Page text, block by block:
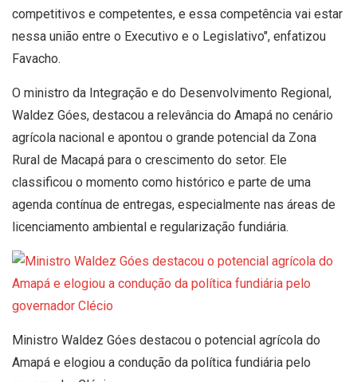
competitivos e competentes, e essa competência vai estar
nessa união entre o Executivo e o Legislativo", enfatizou
Favacho.
O ministro da Integração e do Desenvolvimento Regional,
Waldez Góes, destacou a relevância do Amapá no cenário
agrícola nacional e apontou o grande potencial da Zona
Rural de Macapá para o crescimento do setor. Ele
classificou o momento como histórico e parte de uma
agenda contínua de entregas, especialmente nas áreas de
licenciamento ambiental e regularização fundiária.
Ministro Waldez Góes destacou o potencial agrícola do
Amapá e elogiou a condução da política fundiária pelo